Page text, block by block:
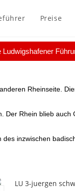
Preise
Ludwigshafener
Rheinseite.
Der Rhein blieb auch
inzwischen